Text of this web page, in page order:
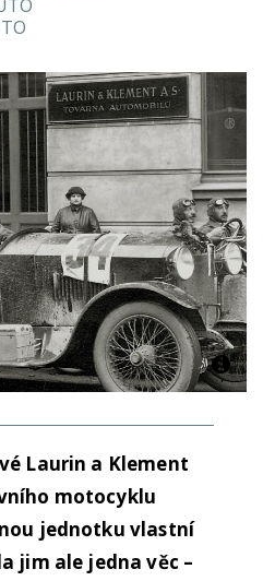
Laurin a Klement
motocyklu
jednotku vlastní
jim ale jedna věc –